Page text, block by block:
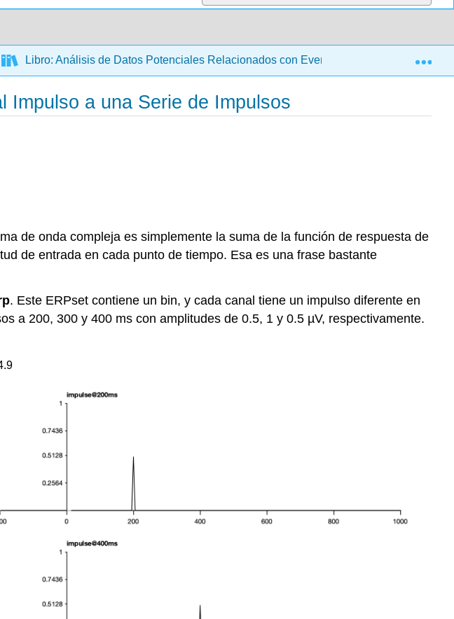
Libro: Análisis de Datos Potenciales Relacionados con Eventos Aplicados (Suerte)
Impulso a una Serie de Impulsos
de onda compleja es simplemente la suma de la función de respuesta de
de entrada en cada punto de tiempo. Esa es una frase bastante
. Este ERPset contiene un bin, y cada canal tiene un impulso diferente en
a 200, 300 y 400 ms con amplitudes de 0.5, 1 y 0.5 µV, respectivamente.